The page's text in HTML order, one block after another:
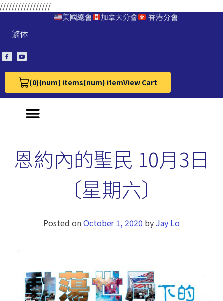
/////////////////
美國總會 加拿大分會 香港分會
繁体
(0)
View Cart 0{num} items{num} itemView Cart
恩約內的聖民 10月3日
〔星期六〕
Posted onOctober 1, 2020 by Jay Lo